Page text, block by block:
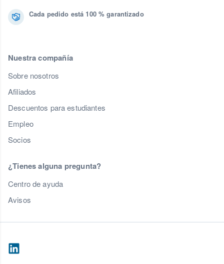
Cada pedido está 100 % garantizado
Nuestra compañía
Sobre nosotros
Afiliados
Descuentos para estudiantes
Empleo
Socios
¿Tienes alguna pregunta?
Centro de ayuda
Avisos